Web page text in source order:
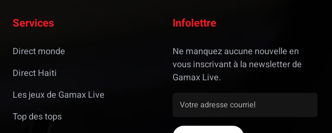
Services
Direct monde
Direct Haiti
Les jeux de Gamax Live
Top des tops
Infolettre
Ne manquez aucune nouvelle en
vous inscrivant à la newsletter de
Gamax Live.